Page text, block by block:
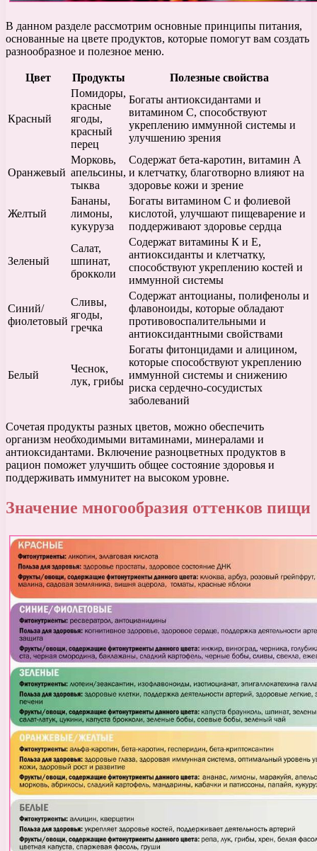
В данном разделе рассмотрим основные принципы питания,
основанные на цвете продуктов, которые помогут вам создать
разнообразное и полезное меню.
Цвет Продукты Полезные свойства
Красный
Помидоры,
красные
ягоды,
красный
перец
Богаты антиоксидантами и
витамином С, способствуют
укреплению иммунной системы и
улучшению зрения
Оранжевый
Морковь,
апельсины,
тыква
Содержат бета-каротин, витамин А
и клетчатку, благотворно влияют на
здоровье кожи и зрение
Желтый
Бананы,
лимоны,
кукуруза
Богаты витамином C и фолиевой
кислотой, улучшают пищеварение и
поддерживают здоровье сердца
Зеленый
Салат,
шпинат,
брокколи
Содержат витамины К и Е,
антиоксиданты и клетчатку,
способствуют укреплению костей и
иммунной системы
Синий/
фиолетовый
Сливы,
ягоды,
гречка
Содержат антоцианы, полифенолы и
флавоноиды, которые обладают
противовоспалительными и
антиоксидантными свойствами
Белый
Чеснок,
лук, грибы
Богаты фитонцидами и алицином,
которые способствуют укреплению
иммунной системы и снижению
риска сердечно-сосудистых
заболеваний
Сочетая продукты разных цветов, можно обеспечить
организм необходимыми витаминами, минералами и
антиоксидантами. Включение разноцветных продуктов в
рацион поможет улучшить общее состояние здоровья и
поддерживать иммунитет на высоком уровне.
Значение многообразия оттенков пищи